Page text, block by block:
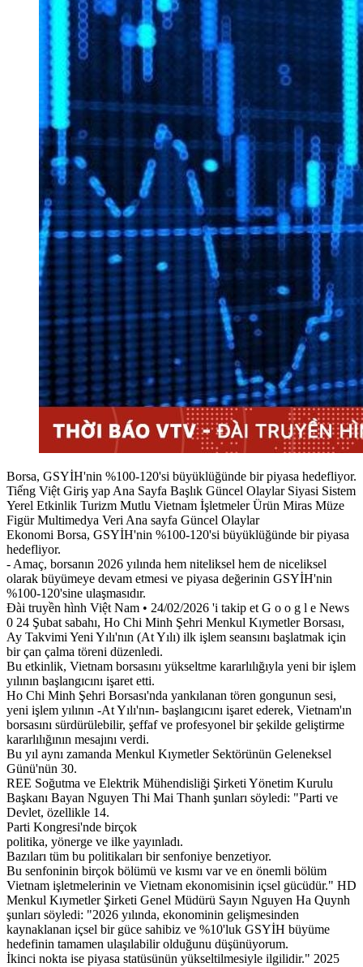
Borsa, GSYİH'nin %100-120'si büyüklüğünde bir piyasa hedefliyor.
Tiếng Việt Giriş yap Ana Sayfa Başlık Güncel Olaylar Siyasi Sistem
Yerel Etkinlik Turizm Mutlu Vietnam İşletmeler Ürün Miras Müze
Figür Multimedya Veri Ana sayfa Güncel Olaylar
Ekonomi Borsa, GSYİH'nin %100-120'si büyüklüğünde bir piyasa
hedefliyor.
- Amaç, borsanın 2026 yılında hem niteliksel hem de niceliksel
olarak büyümeye devam etmesi ve piyasa değerinin GSYİH'nin
%100-120'sine ulaşmasıdır.
Đài truyền hình Việt Nam • 24/02/2026 'i takip et G o o g l e News
0 24 Şubat sabahı, Ho Chi Minh Şehri Menkul Kıymetler Borsası,
Ay Takvimi Yeni Yılı'nın (At Yılı) ilk işlem seansını başlatmak için
bir çan çalma töreni düzenledi.
Bu etkinlik, Vietnam borsasını yükseltme kararlılığıyla yeni bir işlem
yılının başlangıcını işaret etti.
Ho Chi Minh Şehri Borsası'nda yankılanan tören gongunun sesi,
yeni işlem yılının -At Yılı'nın- başlangıcını işaret ederek, Vietnam'ın
borsasını sürdürülebilir, şeffaf ve profesyonel bir şekilde geliştirme
kararlılığının mesajını verdi.
Bu yıl aynı zamanda Menkul Kıymetler Sektörünün Geleneksel
Günü'nün 30.
REE Soğutma ve Elektrik Mühendisliği Şirketi Yönetim Kurulu
Başkanı Bayan Nguyen Thi Mai Thanh şunları söyledi: "Parti ve
Devlet, özellikle 14.
Parti Kongresi'nde birçok
politika, yönerge ve ilke yayınladı.
Bazıları tüm bu politikaları bir senfoniye benzetiyor.
Bu senfoninin birçok bölümü ve kısmı var ve en önemli bölüm
Vietnam işletmelerinin ve Vietnam ekonomisinin içsel gücüdür." HD
Menkul Kıymetler Şirketi Genel Müdürü Sayın Nguyen Ha Quynh
şunları söyledi: "2026 yılında, ekonominin gelişmesinden
kaynaklanan içsel bir güce sahibiz ve %10'luk GSYİH büyüme
hedefinin tamamen ulaşılabilir olduğunu düşünüyorum.
İkinci nokta ise piyasa statüsünün yükseltilmesiyle ilgilidir." 2025